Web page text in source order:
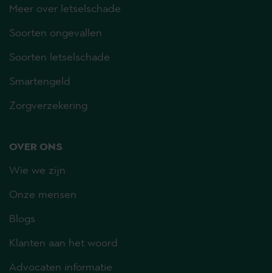
Meer over letselschade
Soorten ongevallen
Soorten letselschade
Smartengeld
Zorgverzekering
OVER ONS
Wie we zijn
Onze mensen
Blogs
Klanten aan het woord
Advocaten informatie